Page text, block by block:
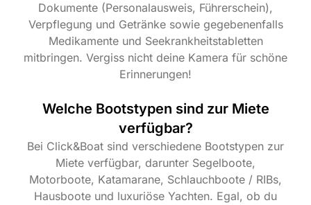
Dokumente (Personalausweis, Führerschein),
Verpflegung und Getränke sowie gegebenenfalls
Medikamente und Seekrankheitstabletten
mitbringen. Vergiss nicht deine Kamera für schöne
Erinnerungen!
Welche Bootstypen sind zur Miete
verfügbar?
Bei Click&Boat sind verschiedene Bootstypen zur
Miete verfügbar, darunter Segelboote,
Motorboote, Katamarane, Schlauchboote / RIBs,
Hausboote und luxuriöse Yachten. Egal, ob du